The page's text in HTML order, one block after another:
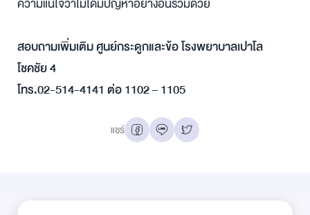
สอบถามเพิ่มเติม ศูนย์กระดูกและข้อ โรงพยาบาลเปาโล
โชคชัย 4
โทร.02-514-4141 ต่อ 1102 – 1105
แชร์